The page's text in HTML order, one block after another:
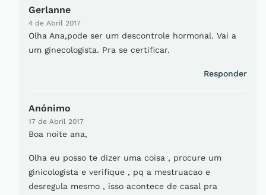
Gerlanne
4 de Abril 2017
Olha Ana,pode ser um descontrole hormonal. Vai a
um ginecologista. Pra se certificar.
Responder
Anónimo
17 de Abril 2017
Boa noite ana,
Olha eu posso te dizer uma coisa , procure um
ginicologista e verifique , pq a mestruacao e
desregula mesmo , isso acontece de casal pra